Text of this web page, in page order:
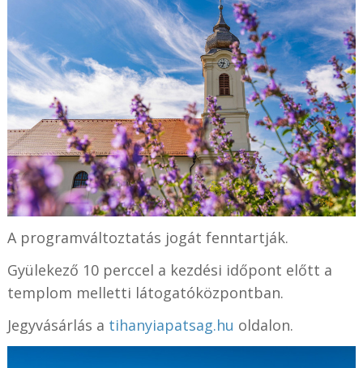
A programváltoztatás jogát fenntartják.
Gyülekező 10 perccel a kezdési időpont előtt a
templom melletti látogatóközpontban.
Jegyvásárlás a tihanyiapatsag.hu oldalon.